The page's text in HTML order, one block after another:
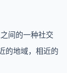
间的一种社交
的地域，相近的